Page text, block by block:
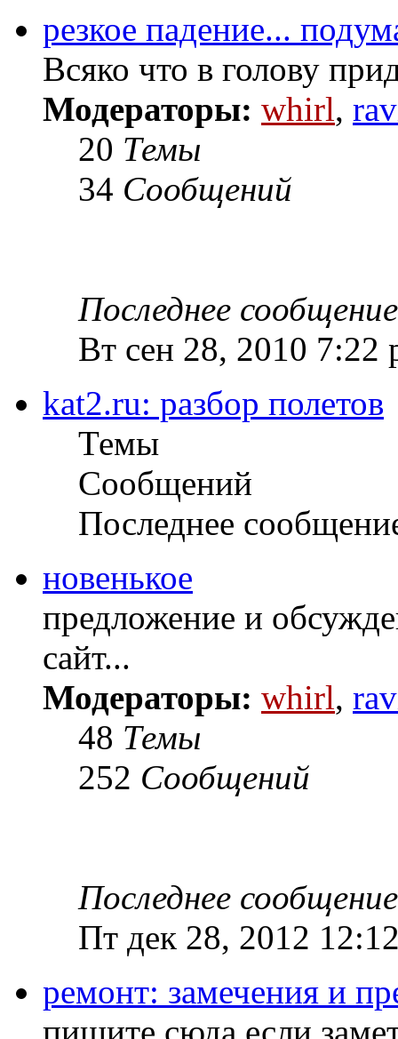
резкое падение...
Всяко что в голову
Модераторы: whirl,
20 Темы
34 Сообщений
Последнее сообщение
Вт сен 28, 2010 7:22
kat2.ru: разбор полетов
Темы
Сообщений
Последнее
новенькое
предложение и
сайт...
Модераторы: whirl,
48 Темы
252 Сообщений
Последнее сообщение
Пт дек 28, 2012
ремонт: замечения и